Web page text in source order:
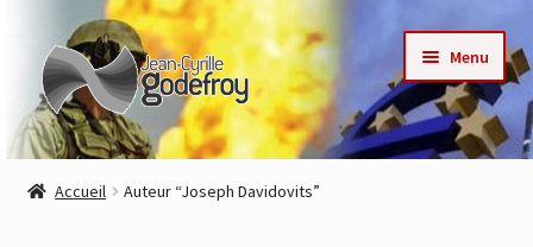
Aller
la
navigation
Aller
au
contenu
Menu
Accueil
Accueil Auteur “Joseph Davidovits”